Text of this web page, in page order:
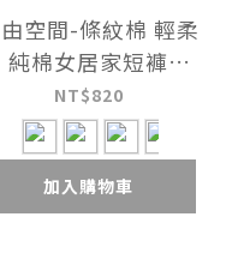
空間-條紋棉 輕柔
純棉女居家短褲
UE0Y2826
NT$820
加入購物車